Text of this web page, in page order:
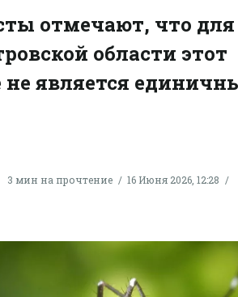
отмечают, что для
области этот
является
3 мин на прочтение 16 Июня 2026, 12:28